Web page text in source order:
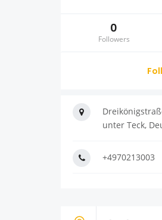
0
Followers
unter Teck,
+4970213003